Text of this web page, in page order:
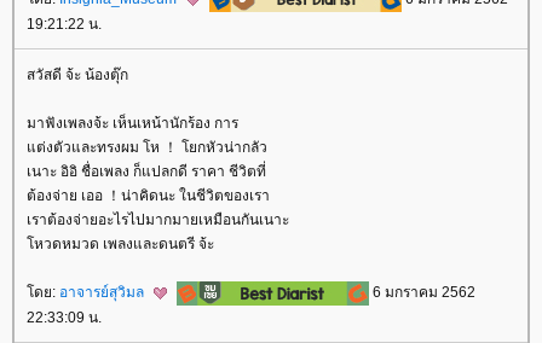
19:21:22 น.
สวัสดี จ้ะ น้องตุ๊ก
มาฟังเพลงจ้ะ เห็นเหน้านักร้อง การ
ต่งตัวและทรงผม โห ！ โยกหัวน่ากลัว
เนาะ อิอิ ชื่อเพลง ก็แปลกดี ราคา ชีวิตที่
ต้องจ่าย เออ ！น่าคิดนะ ในชีวิตของเรา
เราต้องจ่ายอะไรไปมากมายเหมือนกันเนาะ
หวดหมวด เพลงและดนตรี จ้ะ
ดย: อาจารย์สุวิมล
6 มกราคม 2562
22:33:09 น.